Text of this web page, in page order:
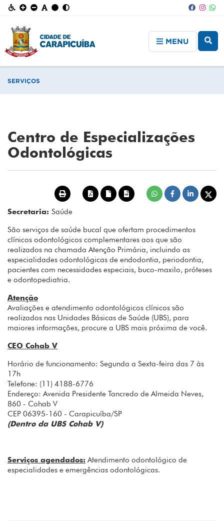
MENU
SERVIÇOS
Centro de Especializações
Odontológicas
Secretaria: Saúde
São serviços de saúde bucal que ofertam procedimentos
clínicos odontológicos complementares aos que são
realizados na chamada Atenção Primária, incluindo as
especialidades odontológicas de endodontia, periodontia,
pacientes com necessidades especiais, buco-maxilo, próteses
e odontopediatria.
Atenção
Avaliações e atendimento odontológicos clínicos são
realizados nas Unidades Básicas de Saúde (UBS), para
maiores informações, procure a UBS mais próxima de você.
CEO Cohab V
Horário de funcionamento: Segunda a Sexta-feira das 7 às
17h
Telefone: (11) 4188-6776
Endereço: Avenida Presidente Tancredo de Almeida Neves,
860 - Cohab V
CEP 06395-160 - Carapicuíba/SP
(Dentro da UBS Cohab V)
Serviços agendados: Atendimento odontológico de
especialidades e emergências odontológicas.